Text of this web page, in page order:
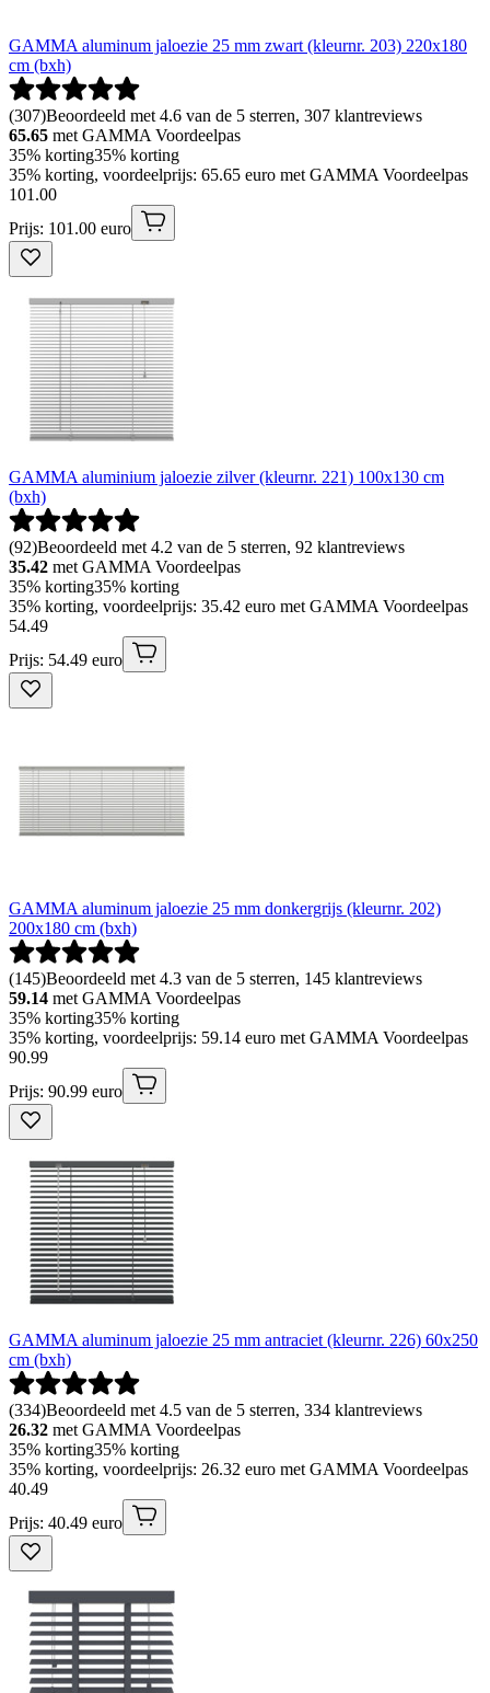
GAMMA aluminum jaloezie 25 mm zwart (kleurnr. 203) 220x180
cm (bxh)
(307)Beoordeeld met 4.6 van de 5 sterren, 307 klantreviews
65.65 met GAMMA Voordeelpas
35% korting35% korting
35% korting, voordeelprijs: 65.65 euro met GAMMA Voordeelpas
101 .00
Prijs: 101.00 euro
GAMMA aluminium jaloezie zilver (kleurnr. 221) 100x130 cm
(bxh)
(92)Beoordeeld met 4.2 van de 5 sterren, 92 klantreviews
35.42 met GAMMA Voordeelpas
35% korting35% korting
35% korting, voordeelprijs: 35.42 euro met GAMMA Voordeelpas
54.49
Prijs: 54.49 euro
GAMMA aluminum jaloezie 25 mm donkergrijs (kleurnr. 202)
200x180 cm (bxh)
(145)Beoordeeld met 4.3 van de 5 sterren, 145 klantreviews
59.14 met GAMMA Voordeelpas
35% korting35% korting
35% korting, voordeelprijs: 59.14 euro met GAMMA Voordeelpas
90.99
Prijs: 90.99 euro
GAMMA aluminum jaloezie 25 mm antraciet (kleurnr. 226) 60x250
cm (bxh)
(334)Beoordeeld met 4.5 van de 5 sterren, 334 klantreviews
26.32 met GAMMA Voordeelpas
35% korting35% korting
35% korting, voordeelprijs: 26.32 euro met GAMMA Voordeelpas
40.49
Prijs: 40.49 euro